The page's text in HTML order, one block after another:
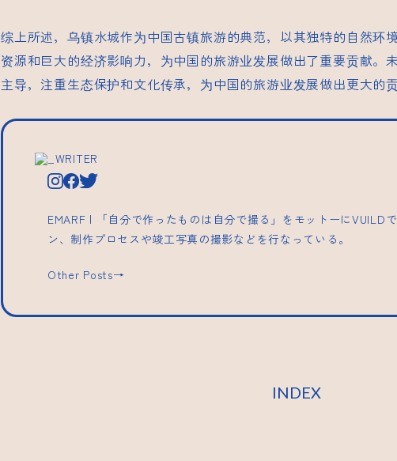
综上所述，乌镇水城作为中国古镇旅游的典范，以其独特的自然环
资源和巨大的经济影响力，为中国的旅游业发展做出了重要贡献。
主导，注重生态保护和文化传承，为中国的旅游业发展做出更大的贡
_WRITER
EMARF | 「自分で作ったものは自分で撮る」をモットーにVUILD
ン、制作プロセスや竣工写真の撮影などを行なっている。
Other Posts→
INDEX